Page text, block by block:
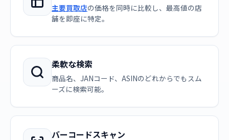
主要買取店の価格を同時に比較し、最高値の店
舗を即座に特定。
柔軟な検索
商品名、JANコード、ASINのどれからでもスム
ーズに検索可能。
バーコードスキャン